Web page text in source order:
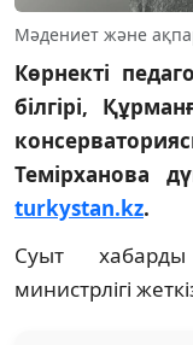
Мәдениет және
Көрнекті
білгірі,
Темірханова
turkystan.kz.
Суыт
министрлігі